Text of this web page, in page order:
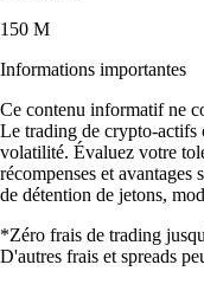
150 M
Informations importantes
Ce contenu informatif ne
Le trading de crypto-actifs
volatilité. Évaluez votre
récompenses et
de détention de jetons,
*Zéro frais de trading
D'autres frais et spreads